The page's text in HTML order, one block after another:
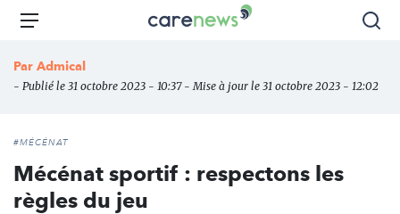
Aller
principal
Carenews,
des
Menu
Par Admical
- Publié le 31 octobre 2023 - 10:37 - Mise à jour le 31 octobre 2023 - 12:02
#MÉCÉNAT
Mécénat sportif : respectons les
règles du jeu